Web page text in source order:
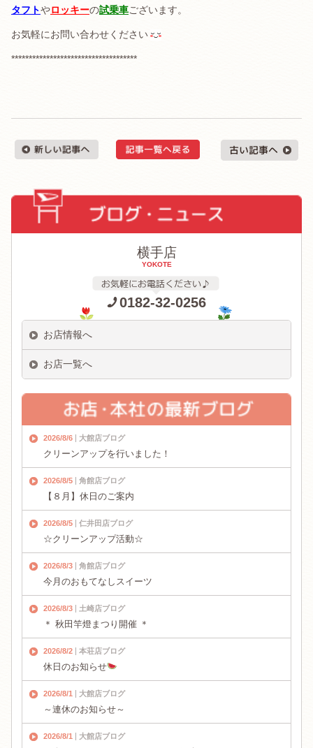
タフトやロッキーの試乗車ございます。
お気軽にお問い合わせください
************************************
横手店
YOKOTE
0182-32-0256
お店情報へ
お店一覧へ
2026/8/6 大館店ブログ
クリーンアップを行いました！
2026/8/5 角館店ブログ
【８月】休日のご案内
2026/8/5 仁井田店ブログ
☆クリーンアップ活動☆
2026/8/3 角館店ブログ
今月のおもてなしスイーツ
2026/8/3 土崎店ブログ
＊ 秋田竿燈まつり開催 ＊
2026/8/2 本荘店ブログ
休日のお知らせ
2026/8/1 大館店ブログ
～連休のお知らせ～
2026/8/1 大館店ブログ